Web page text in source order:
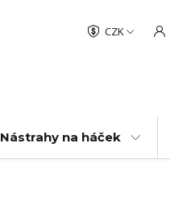
CZK
Nástrahy na háček